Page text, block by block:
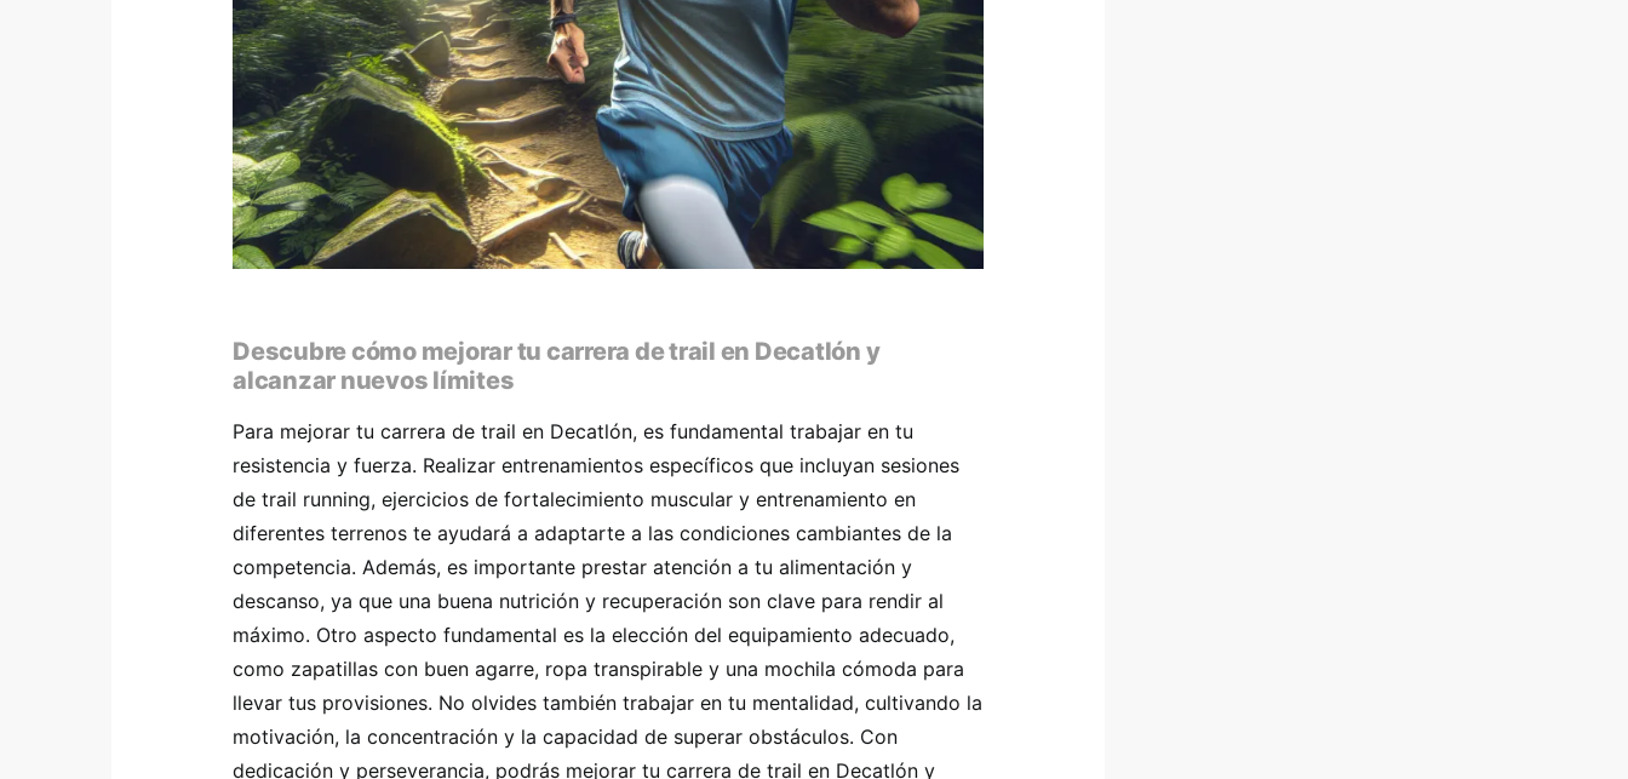
Descubre cómo mejorar tu carrera de trail en Decatlón y
alcanzar nuevos límites
Para mejorar tu carrera de trail en Decatlón, es fundamental trabajar en tu
resistencia y fuerza. Realizar entrenamientos específicos que incluyan sesiones
de trail running, ejercicios de fortalecimiento muscular y entrenamiento en
diferentes terrenos te ayudará a adaptarte a las condiciones cambiantes de la
competencia. Además, es importante prestar atención a tu alimentación y
descanso, ya que una buena nutrición y recuperación son clave para rendir al
máximo. Otro aspecto fundamental es la elección del equipamiento adecuado,
como zapatillas con buen agarre, ropa transpirable y una mochila cómoda para
llevar tus provisiones. No olvides también trabajar en tu mentalidad, cultivando la
motivación, la concentración y la capacidad de superar obstáculos. Con
dedicación y perseverancia, podrás mejorar tu carrera de trail en Decatlón y